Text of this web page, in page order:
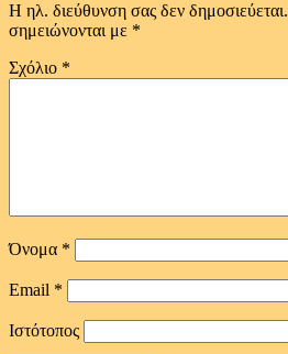
Η ηλ. διεύθυνση σας δεν δημοσιεύεται.
σημειώνονται με *
Σχόλιο *
Όνομα *
Email *
Ιστότοπος